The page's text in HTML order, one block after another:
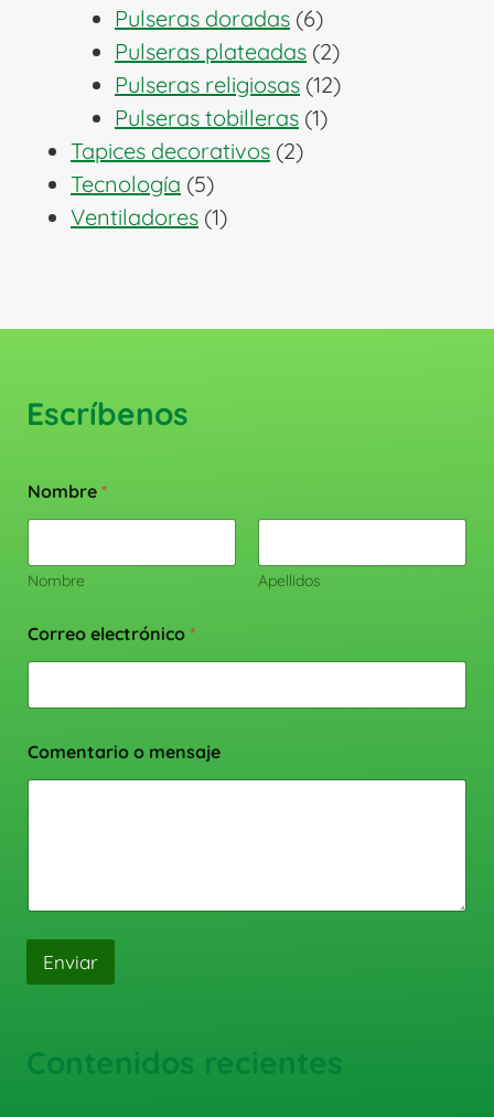
productos
Pulseras doradas 66
productos
Pulseras plateadas 22
productos
Pulseras religiosas 1212
Pulseras tobilleras 11
Tapices decorativos 22
Tecnología 55
productos
Ventiladores 11
Escríbenos
Nombre *
Nombre Apellidos
Correo electrónico *
Comentario o mensaje
Enviar
Contenidos recientes